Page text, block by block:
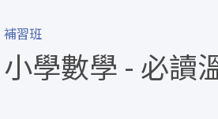
補習班
小學數學 - 必讀